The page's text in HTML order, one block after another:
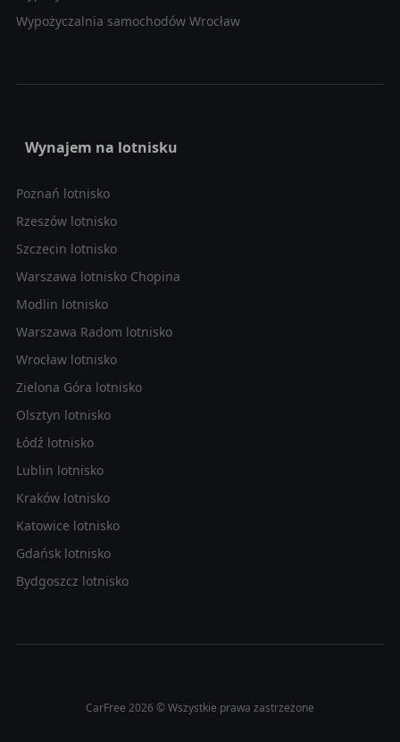
Wypożyczalnia samochodów Wrocław
Wynajem na lotnisku
Poznań lotnisko
Rzeszów lotnisko
Szczecin lotnisko
Warszawa lotnisko Chopina
Modlin lotnisko
Warszawa Radom lotnisko
Wrocław lotnisko
Zielona Góra lotnisko
Olsztyn lotnisko
Łódź lotnisko
Lublin lotnisko
Kraków lotnisko
Katowice lotnisko
Gdańsk lotnisko
Bydgoszcz lotnisko
CarFree 2026 © Wszystkie prawa zastrzeżone